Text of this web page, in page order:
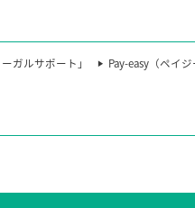
ガルサポート」
Pay-easy（ペイ